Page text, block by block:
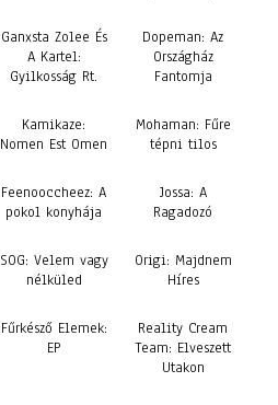
Ganxsta Zolee És
A Kartel:
Gyilkosság Rt.
Dopeman: Az
Országház
Fantomja
Kamikaze:
Nomen Est Omen
Mohaman: Fűre
tépni tilos
Feenooccheez: A
pokol konyhája
Jossa: A
Ragadozó
SOG: Velem vagy
nélküled
Origi: Majdnem
Híres
Fűrkésző Elemek:
EP
Reality Cream
Team: Elveszett
Utakon